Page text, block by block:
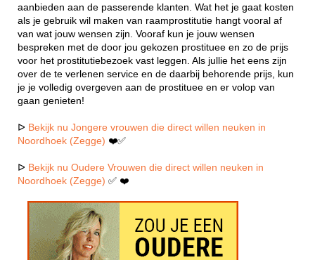
aanbieden aan de passerende klanten. Wat het je gaat kosten
als je gebruik wil maken van raamprostitutie hangt vooral af
van wat jouw wensen zijn. Vooraf kun je jouw wensen
bespreken met de door jou gekozen prostituee en zo de prijs
voor het prostitutiebezoek vast leggen. Als jullie het eens zijn
over de te verlenen service en de daarbij behorende prijs, kun
je je volledig overgeven aan de prostituee en er volop van
gaan genieten!
ᐅ Bekijk nu Jongere vrouwen die direct willen neuken in
Noordhoek (Zegge) ❤️✅
ᐅ Bekijk nu Oudere Vrouwen die direct willen neuken in
Noordhoek (Zegge) ✅ ❤️